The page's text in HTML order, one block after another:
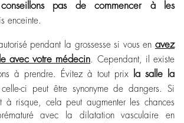
pas de commencer à les
enceinte.
pendant la grossesse si vous en avez
avec votre médecin. Cependant, il existe
à prendre. Évitez à tout prix
la salle la
ci peut être synonyme de dangers. Si
à risque, cela peut augmenter les chances
avec la dilatation vasculaire en